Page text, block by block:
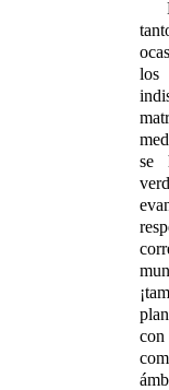
se
con